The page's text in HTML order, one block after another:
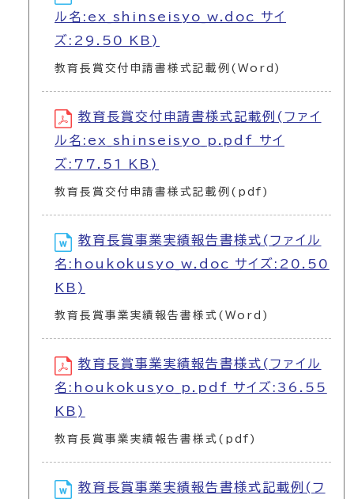
ル名:ex_shinseisyo_w.doc サイ
ズ:29.50 KB)
教育長賞交付申請書様式記載例(Word)
教育長賞交付申請書様式記載例(ファイ
ル名:ex_shinseisyo_p.pdf サイ
ズ:77.51 KB)
教育長賞交付申請書様式記載例(pdf)
教育長賞事業実績報告書様式(ファイル
名:houkokusyo_w.doc サイズ:20.50
KB)
教育長賞事業実績報告書様式(Word)
教育長賞事業実績報告書様式(ファイル
名:houkokusyo_p.pdf サイズ:36.55
KB)
教育長賞事業実績報告書様式(pdf)
教育長賞事業実績報告書様式記載例(フ